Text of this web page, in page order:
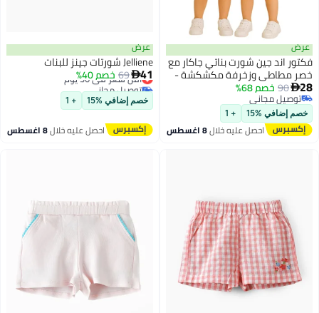
عرض
فكتور اند جين شورت بناتي جاكار مع
خصر مطاطي وزخرفة مكشكشة -
فوشيا وأصفر - عبوة من
28
90 خصم 68%
توصيل مجاني
توصيل مجاني
خصم إضافي %15 + 1
احصل عليه خلال8 اغسطس
عرض
Jelliene شورتات جينز للبنات
41
69 خصم 40%
أقل سعر في 30 يوم
توصيل مجاني
أقل سعر في 30 يوم
خصم إضافي %15 + 1
احصل عليه خلال8 اغسطس